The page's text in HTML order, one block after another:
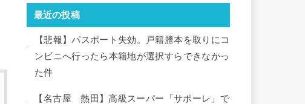
最近の投稿
【悲報】パスポート失効。戸籍謄本を取りにコ
ンビニへ行ったら本籍地が選択すらできなかっ
た件
【名古屋 熱田】高級スーパー「サポーレ」で